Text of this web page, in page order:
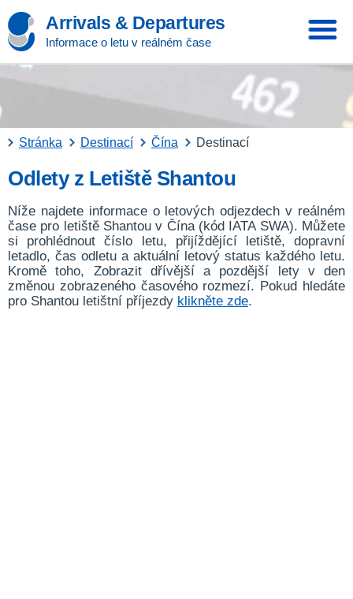
Arrivals & Departures
Informace o letu v reálném čase
Stránka Destinací Čína Destinací
Odlety z Letiště Shantou
Níže najdete informace o letových odjezdech v reálném
čase pro letiště Shantou v Čína (kód IATA SWA). Můžete
si prohlédnout číslo letu, přijíždějící letiště, dopravní
letadlo, čas odletu a aktuální letový status každého letu.
Kromě toho, Zobrazit dřívější a pozdější lety v den
změnou zobrazeného časového rozmezí. Pokud hledáte
pro Shantou letištní příjezdy klikněte zde.